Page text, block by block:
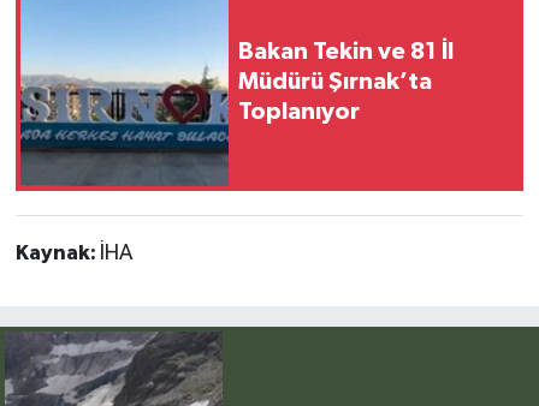
Bakan Tekin ve 81 İl
Müdürü Şırnak’ta
Toplanıyor
Kaynak: İHA